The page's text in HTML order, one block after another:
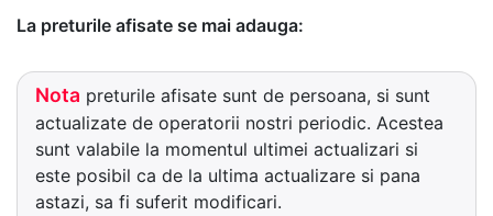
La preturile afisate se mai adauga:
Nota preturile afisate sunt de persoana, si sunt
actualizate de operatorii nostri periodic. Acestea
sunt valabile la momentul ultimei actualizari si
este posibil ca de la ultima actualizare si pana
astazi, sa fi suferit modificari.